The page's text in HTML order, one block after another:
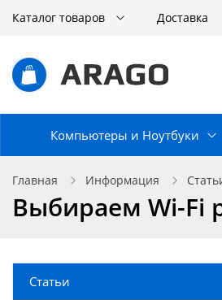
Каталог товаров Доставка
Компьютеры и Ноутбуки
Главная Информация
Выбираем Wi-Fi
Статьи